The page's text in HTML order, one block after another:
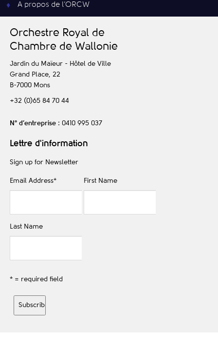
A propos de l’ORCW
Orchestre Royal de
Chambre de Wallonie
Jardin du Maïeur - Hôtel de Ville
Grand Place, 22
B-7000 Mons
+32 (0)65 84 70 44
N° d’entreprise : 0410 995 037
Lettre d'information
Sign up for Newsletter
Email Address* First Name
Last Name
* = required field